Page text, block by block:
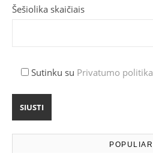
Šešiolika skaičiais
Sutinku su Privatumo politika